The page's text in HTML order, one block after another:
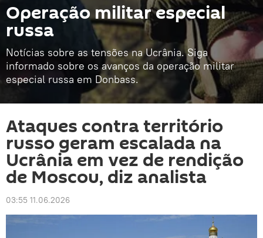
Operação militar especial
russa
Notícias sobre as tensões na Ucrânia. Siga
informado sobre os avanços da operação militar
especial russa em Donbass.
Ataques contra território
russo geram escalada na
Ucrânia em vez de rendição
de Moscou, diz analista
03:55 11.06.2026